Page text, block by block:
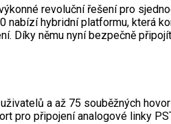
revoluční řešení pro
nabízí hybridní platformu, která
Díky němu nyní bezpečně
a až 75 souběžných
pro připojení analogové linky